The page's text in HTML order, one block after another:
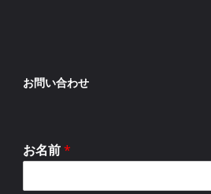
お問い合わせ
お名前*